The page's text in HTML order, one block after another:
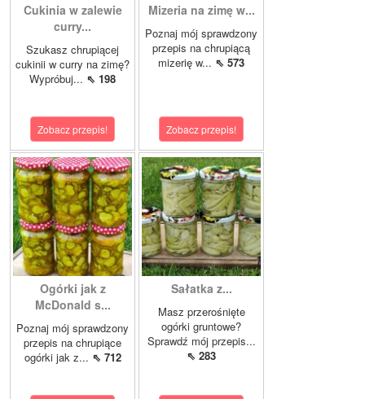
Cukinia w zalewie
curry...
Szukasz chrupiącej
cukinii w curry na zimę?
Wypróbuj... ⇖ 198
Zobacz przepis!
Mizeria na zimę w...
Poznaj mój sprawdzony
przepis na chrupiącą
mizerię w... ⇖ 573
Zobacz przepis!
Ogórki jak z
McDonald s...
Poznaj mój sprawdzony
przepis na chrupiące
ogórki jak z... ⇖ 712
Sałatka z...
Masz przerośnięte
ogórki gruntowe?
Sprawdź mój przepis...
⇖ 283